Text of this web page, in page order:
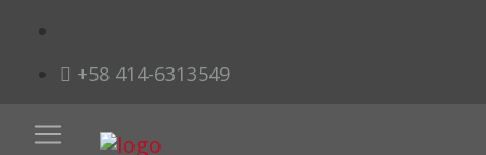
+58 414-6313549